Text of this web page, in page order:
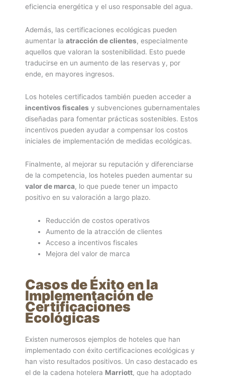
eficiencia energética y el uso responsable del agua.
Además, las certificaciones ecológicas pueden
aumentar la atracción de clientes, especialmente
aquellos que valoran la sostenibilidad. Esto puede
traducirse en un aumento de las reservas y, por
ende, en mayores ingresos.
Los hoteles certificados también pueden acceder a
incentivos fiscales y subvenciones gubernamentales
diseñadas para fomentar prácticas sostenibles. Estos
incentivos pueden ayudar a compensar los costos
iniciales de implementación de medidas ecológicas.
Finalmente, al mejorar su reputación y diferenciarse
de la competencia, los hoteles pueden aumentar su
valor de marca, lo que puede tener un impacto
positivo en su valoración a largo plazo.
Reducción de costos operativos
Aumento de la atracción de clientes
Acceso a incentivos fiscales
Mejora del valor de marca
Casos de Éxito en la
Implementación de
Certificaciones
Ecológicas
Existen numerosos ejemplos de hoteles que han
implementado con éxito certificaciones ecológicas y
han visto resultados positivos. Un caso destacado es
el de la cadena hotelera Marriott, que ha adoptado